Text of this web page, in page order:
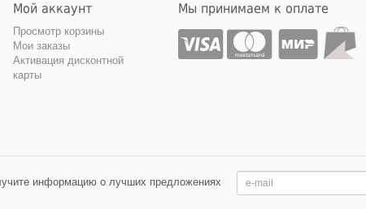
Мой аккаунт
Просмотр корзины
Мои заказы
Активация дисконтной
карты
Мы принимаем к оплате
информацию о лучших предложениях